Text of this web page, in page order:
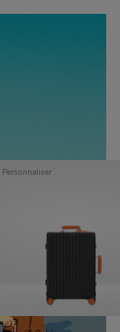
Personnaliser